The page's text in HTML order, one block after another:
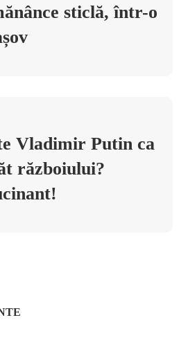
sticlă, într-o
Vladimir Putin ca
războiului?